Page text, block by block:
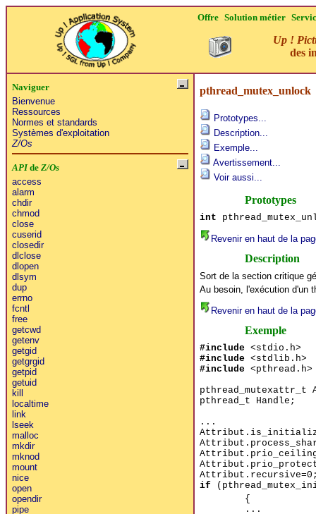
Offre Solution métier
Up !
des
Naviguer
Bienvenue
Ressources
Normes et standards
Systèmes d'exploitation
Z/Os
APIde Z/Os
access
alarm
chdir
chmod
close
cuserid
closedir
dlclose
dlopen
dlsym
dup
errno
fcntl
free
getcwd
getenv
getgid
getgrgid
getpid
getuid
kill
localtime
link
lseek
malloc
mkdir
mknod
mount
nice
open
opendir
pipe
pthread_mutex_unlock
Prototypes...
Description...
Exemple...
Avertissement...
Voir aussi...
Prototypes
int
Revenir en haut de la
Description
Sort de la section critique
Au besoin, l'exécution d'un
Revenir en haut de la
Exemple
#include<stdio.h>
#include<stdlib.h>
#include<pthread.h>
pthread_t Handle;
...
if
{
...